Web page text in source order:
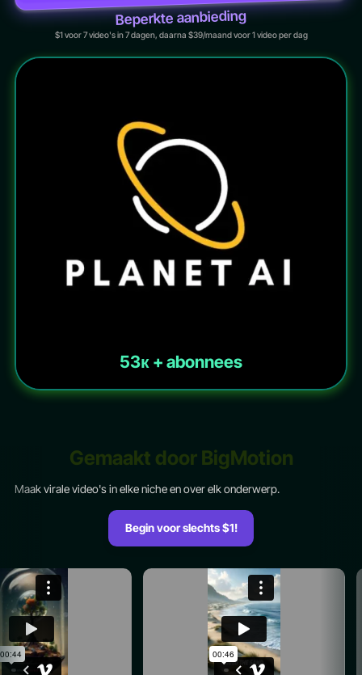
Beperkte aanbieding
$1 voor 7 video's in 7 dagen, daarna $39/maand voor 1 video per dag
53к + abonnees
Gemaakt door BigMotion
Maak virale video's in elke niche en over elk onderwerp.
Begin voor slechts $1!